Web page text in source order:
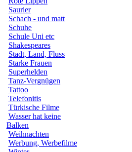
Saurier
Schach - und matt
Schuhe
Schule Uni etc
Shakespeares
Stadt, Land, Fluss
Starke Frauen
Superhelden
Tanz-Vergnügen
Tattoo
Telefonitis
Türkische Filme
Wasser hat keine
Balken
Weihnachten
Werbung, Werbefilme